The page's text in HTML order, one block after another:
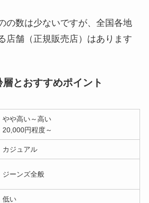
の数は少ないですが、全国各地
店舗（正規販売店）はあります
とおすすめポイント
やや高い～高い
20,000円程度～
カジュアル
ジーンズ全般
低い